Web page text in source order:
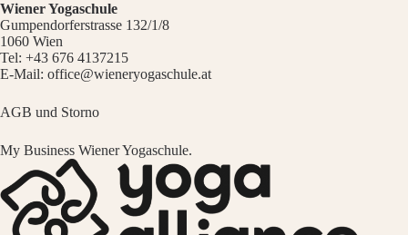
Wiener Yogaschule
Gumpendorferstrasse 132/1/8
1060 Wien
Tel: +43 676 4137215
E-Mail: office@wieneryogaschule.at
AGB und Storno
My Business Wiener Yogaschule.